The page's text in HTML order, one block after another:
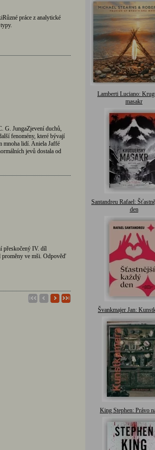
práce z analytické
G. JungaZjevení duchů,
fenomény, které bývají
mnoha lidí. Aniela Jaffé
jevů dostala od
přeskočený IV. díl
proměny ve mši. Odpověď
Lamberti Luciano:
masakr
Santandreu Rafael:
den
Švankmajer Jan:
King Stephen: Právo